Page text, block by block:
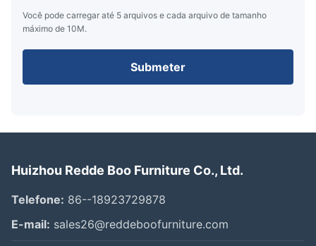
Você pode carregar até 5 arquivos e cada arquivo de tamanho
máximo de 10M.
Submeter
Huizhou Redde Boo Furniture Co., Ltd.
Telefone: 86--18923729878
E-mail: sales26@reddeboofurniture.com